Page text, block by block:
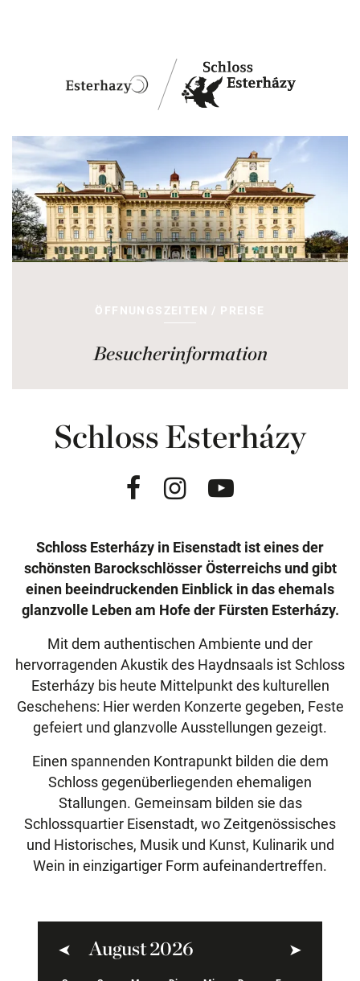
ÖFFNUNGSZEITEN / PREISE
Besucherinformation
Schloss Esterházy
FacebookInstagram
Schloss Esterházy in Eisenstadt ist eines der
schönsten Barockschlösser Österreichs und gibt
einen beeindruckenden Einblick in das ehemals
glanzvolle Leben am Hofe der Fürsten Esterházy.
Mit dem authentischen Ambiente und der
hervorragenden Akustik des Haydnsaals ist Schloss
Esterházy bis heute Mittelpunkt des kulturellen
Geschehens: Hier werden Konzerte gegeben, Feste
gefeiert und glanzvolle Ausstellungen gezeigt.
Einen spannenden Kontrapunkt bilden die dem
Schloss gegenüberliegenden ehemaligen
Stallungen. Gemeinsam bilden sie das
Schlossquartier Eisenstadt, wo Zeitgenössisches
und Historisches, Musik und Kunst, Kulinarik und
Wein in einzigartiger Form aufeinandertreffen.
August 2026
Zurück